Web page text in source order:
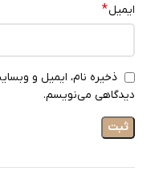
ایمیل*
ذخیره نام، ایمیل و
دیدگاهی می‌نویسم.